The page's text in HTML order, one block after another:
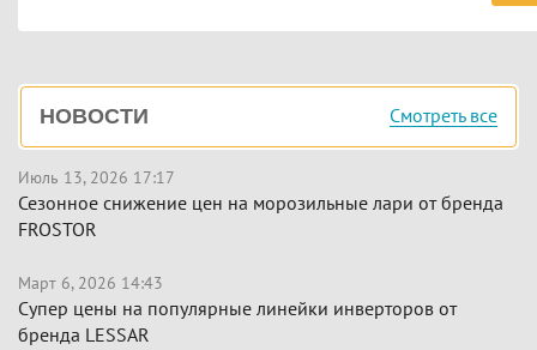
Боковая
панель
НОВОСТИ Смотреть все
Июль 13, 2026 17:17
Сезонное снижение цен на морозильные лари от бренда
FROSTOR
Март 6, 2026 14:43
Супер цены на популярные линейки инверторов от
бренда LESSAR